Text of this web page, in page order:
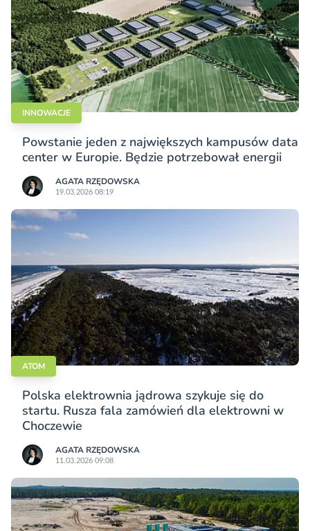
INNOWACJE
Powstanie jeden z największych kampusów data
center w Europie. Będzie potrzebował energii
AGATA RZĘDOWSKA
19.03.2026 08:19
ATOM
Polska elektrownia jądrowa szykuje się do
startu. Rusza fala zamówień dla elektrowni w
Choczewie
AGATA RZĘDOWSKA
11.03.2026 09:08